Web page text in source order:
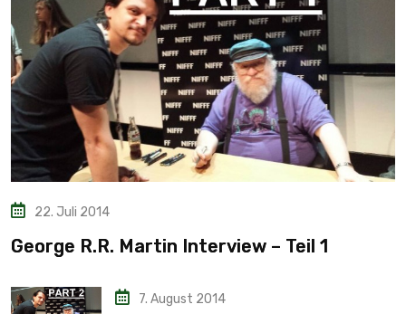
22. Juli 2014
George R.R. Martin Interview – Teil 1
7. August 2014